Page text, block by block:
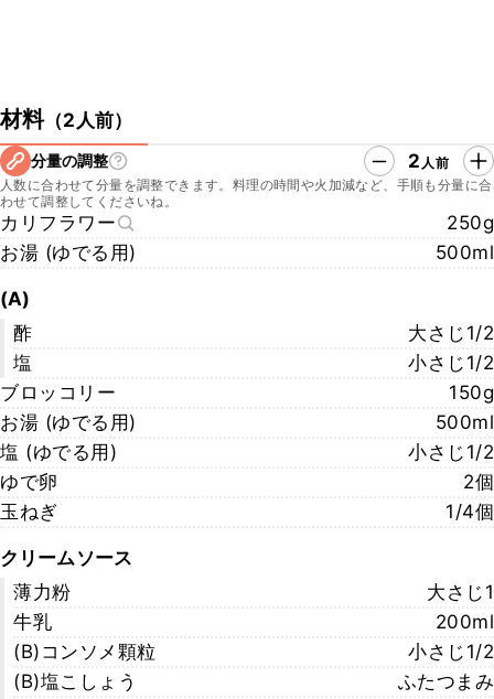
材料（2人前）
分量の調整 2 人前
人数に合わせて分量を調整できます。料理の時間や火加減など、手順も分量に合
わせて調整してくださいね。
カリフラワー
250g
お湯 (ゆでる用)
500ml
(A)
酢
大さじ1/2
塩
小さじ1/2
ブロッコリー
150g
お湯 (ゆでる用)
500ml
塩 (ゆでる用)
小さじ1/2
ゆで卵
2個
玉ねぎ
1/4個
クリームソース
薄力粉
大さじ1
牛乳
200ml
(B)コンソメ顆粒
小さじ1/2
(B)塩こしょう
ふたつまみ